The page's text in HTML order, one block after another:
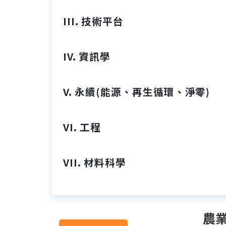
III. 技術平台
IV. 資訊學
V. 永續(能源、再生循環、淨零)
VI. 工程
VII. 材料科學
農